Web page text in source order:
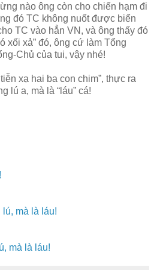
nào ông còn cho chiến hạm đi
đó TC không nuốt được biển
TC vào hẳn VN, và ông thấy đó
xối xả” đó, ông cứ làm Tổng
Chủ của tui, vậy nhé!
xạ hai ba con chim”, thực ra
lú a, mà là “láu” cá!
mà là láu!
mà là láu!